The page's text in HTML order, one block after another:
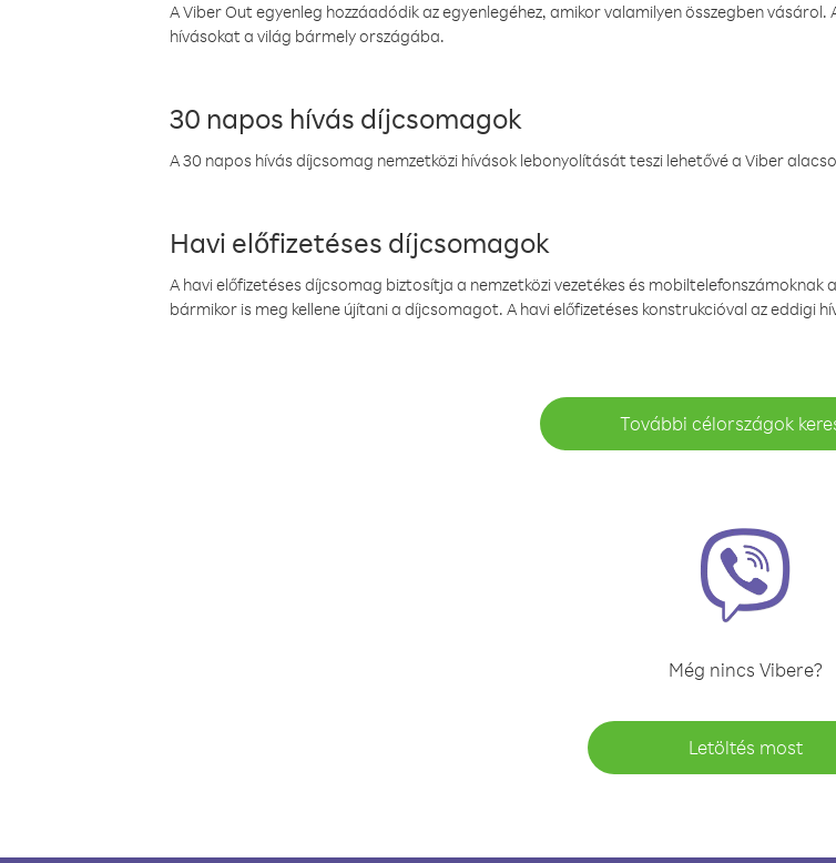
A Viber Out egyenleg hozzáadódik az egyenlegéhez, amikor valamilyen összegben
hívásokat a világ bármely országába.
30 napos hívás díjcsomagok
A 30 napos hívás díjcsomag nemzetközi hívások lebonyolítását teszi lehetővé a Viber
Havi előfizetéses díjcsomagok
A havi előfizetéses díjcsomag biztosítja a nemzetközi vezetékes és
bármikor is meg kellene újítani a díjcsomagot. A havi előfizetéses konstrukcióval az eddigi
További célországok
Még nincs Vibere?
Letöltés most